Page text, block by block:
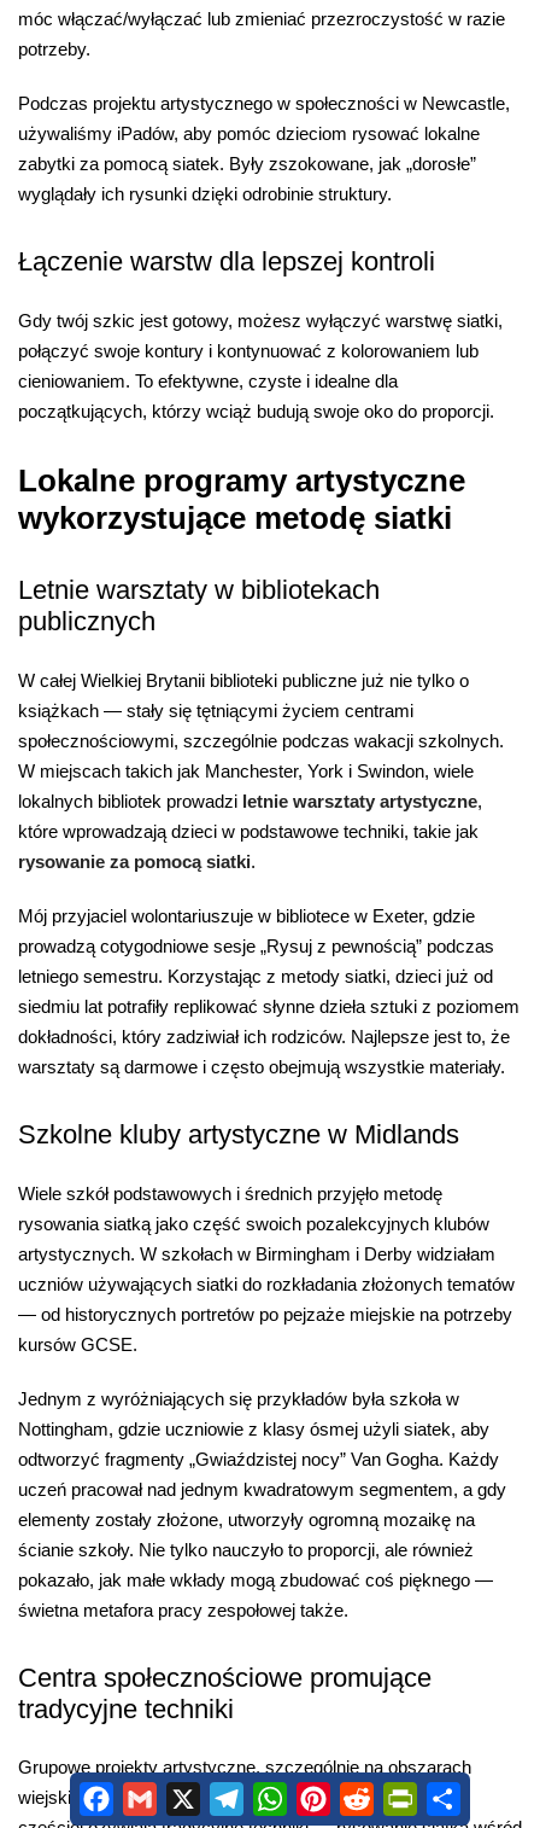
móc włączać/wyłączać lub zmieniać przezroczystość w razie
potrzeby.
Podczas projektu artystycznego w społeczności w Newcastle,
używaliśmy iPadów, aby pomóc dzieciom rysować lokalne
zabytki za pomocą siatek. Były zszokowane, jak „dorosłe”
wyglądały ich rysunki dzięki odrobinie struktury.
Łączenie warstw dla lepszej kontroli
Gdy twój szkic jest gotowy, możesz wyłączyć warstwę siatki,
połączyć swoje kontury i kontynuować z kolorowaniem lub
cieniowaniem. To efektywne, czyste i idealne dla
początkujących, którzy wciąż budują swoje oko do proporcji.
Lokalne programy artystyczne
wykorzystujące metodę siatki
Letnie warsztaty w bibliotekach
publicznych
W całej Wielkiej Brytanii biblioteki publiczne już nie tylko o
książkach — stały się tętniącymi życiem centrami
społecznościowymi, szczególnie podczas wakacji szkolnych.
W miejscach takich jak Manchester, York i Swindon, wiele
lokalnych bibliotek prowadzi letnie warsztaty artystyczne,
które wprowadzają dzieci w podstawowe techniki, takie jak
rysowanie za pomocą siatki.
Mój przyjaciel wolontariuszuje w bibliotece w Exeter, gdzie
prowadzą cotygodniowe sesje „Rysuj z pewnością” podczas
letniego semestru. Korzystając z metody siatki, dzieci już od
siedmiu lat potrafiły replikować słynne dzieła sztuki z poziomem
dokładności, który zadziwiał ich rodziców. Najlepsze jest to, że
warsztaty są darmowe i często obejmują wszystkie materiały.
Szkolne kluby artystyczne w Midlands
Wiele szkół podstawowych i średnich przyjęło metodę
rysowania siatką jako część swoich pozalekcyjnych klubów
artystycznych. W szkołach w Birmingham i Derby widziałam
uczniów używających siatki do rozkładania złożonych tematów
— od historycznych portretów po pejzaże miejskie na potrzeby
kursów GCSE.
Jednym z wyróżniających się przykładów była szkoła w
Nottingham, gdzie uczniowie z klasy ósmej użyli siatek, aby
odtworzyć fragmenty „Gwiaździstej nocy” Van Gogha. Każdy
uczeń pracował nad jednym kwadratowym segmentem, a gdy
elementy zostały złożone, utworzyły ogromną mozaikę na
ścianie szkoły. Nie tylko nauczyło to proporcji, ale również
pokazało, jak małe wkłady mogą zbudować coś pięknego —
świetna metafora pracy zespołowej także.
Centra społecznościowe promujące
tradycyjne techniki
Grupowe projekty artystyczne, szczególnie na obszarach
wiejskich, takich jak Shropshire czy granice Walii, coraz
Facebook
Gmail X TelegramWhatsAppPinterestRedditPrintFriendly